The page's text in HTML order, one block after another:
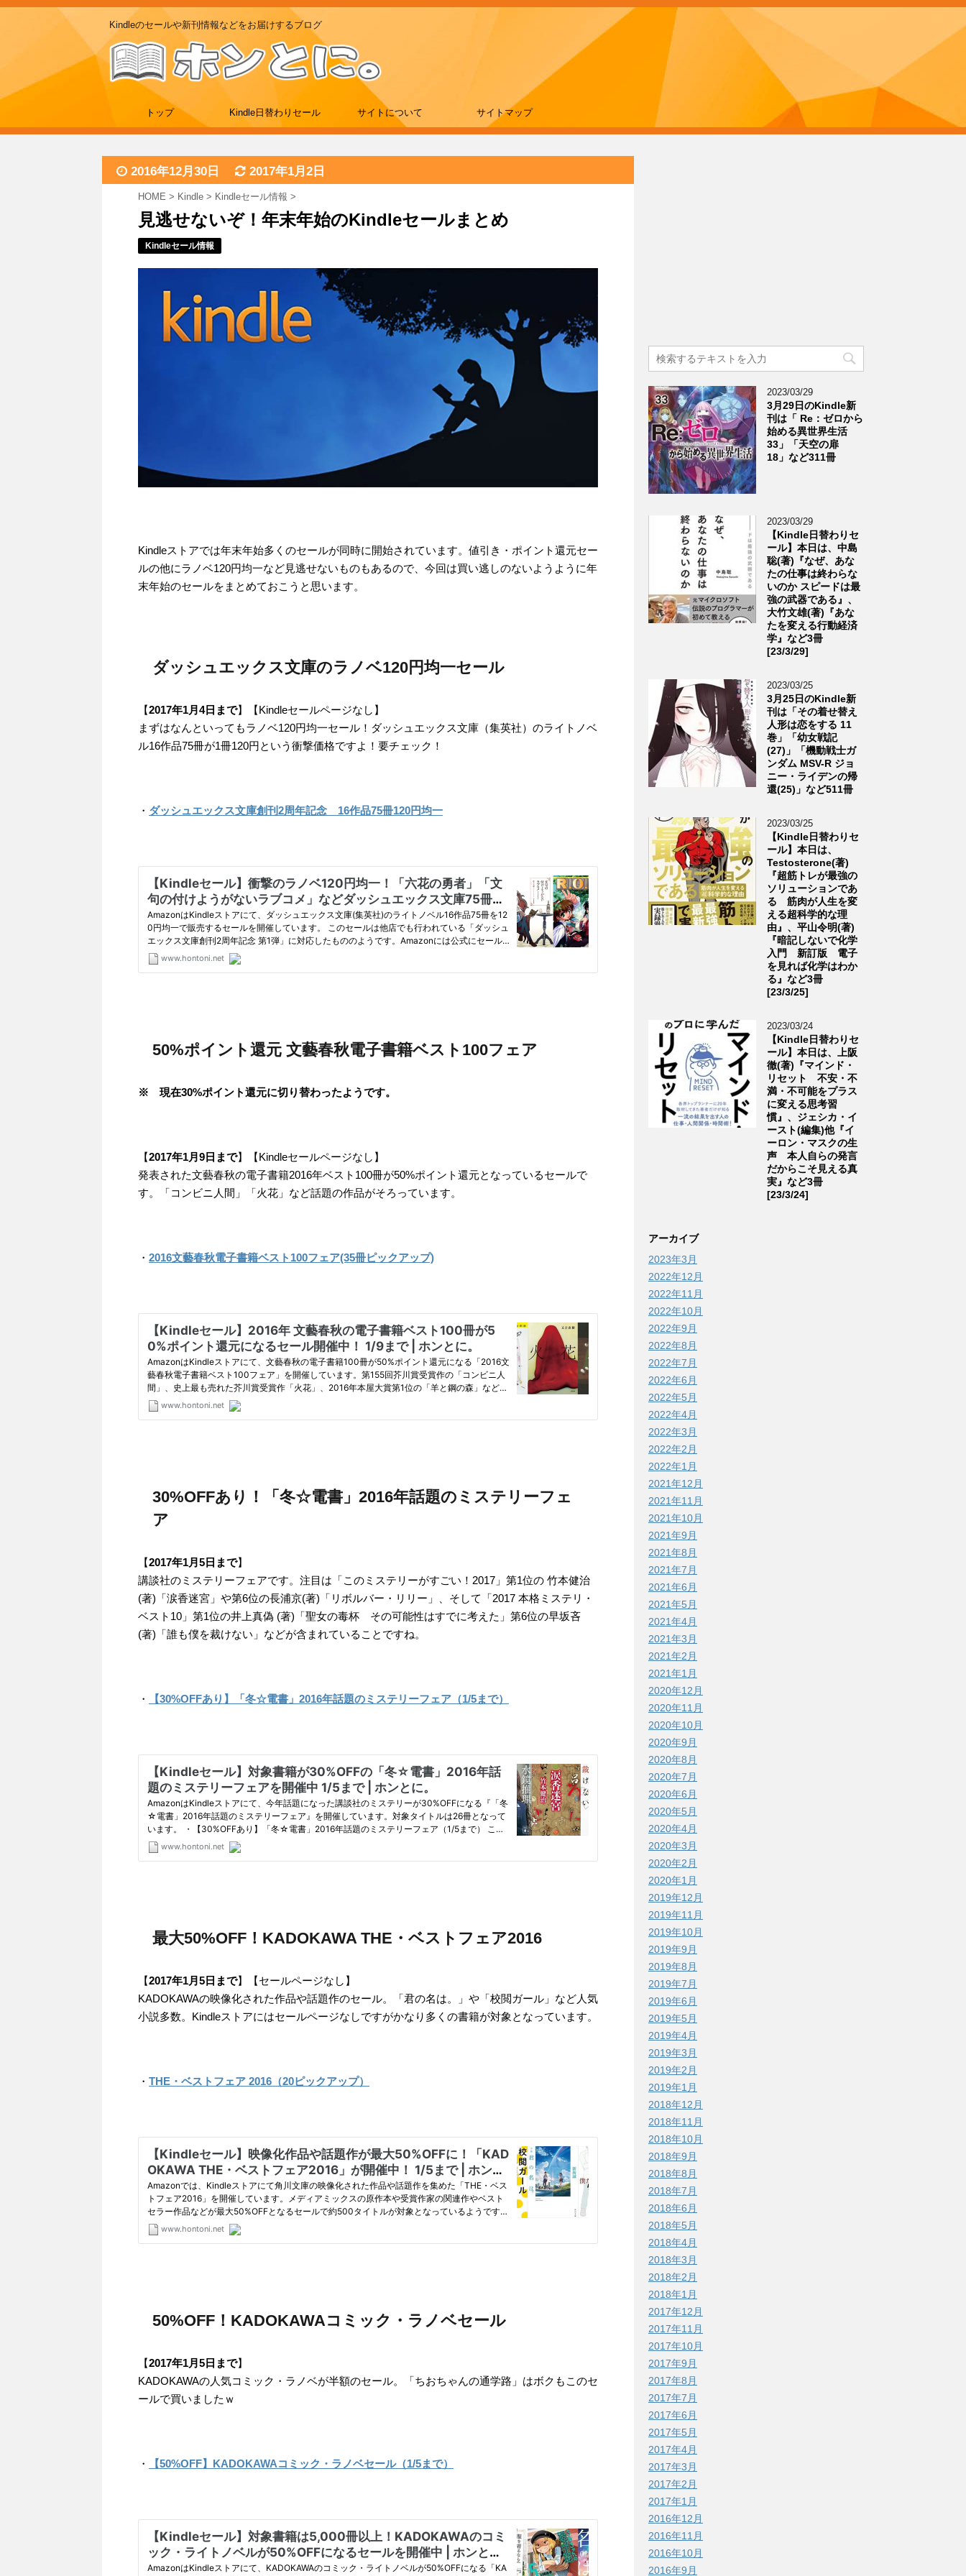
Kindleのセールや新刊情報などをお届けするブログ
トップ Kindle日替わりセール サイトについて サイトマップ
2016年12月30日 2017年1月2日
HOME > Kindle > Kindleセール情報 >
見逃せないぞ！年末年始のKindleセールまとめ
Kindleセール情報
Kindleストアでは年末年始多くのセールが同時に開始されています。値引き・ポイント還元セー
ルの他にラノベ120円均一など見逃せないものもあるので、今回は買い逃しのないようように年
末年始のセールをまとめておこうと思います。
ダッシュエックス文庫のラノベ120円均一セール
【2017年1月4日まで】【Kindleセールページなし】
まずはなんといってもラノベ120円均一セール！ダッシュエックス文庫（集英社）のライトノベ
ル16作品75冊が1冊120円という衝撃価格ですよ！要チェック！
・ ダッシュエックス文庫創刊2周年記念 16作品75冊120円均一
50%ポイント還元 文藝春秋電子書籍ベスト100フェア
※ 現在30%ポイント還元に切り替わったようです。
【2017年1月9日まで】【Kindleセールページなし】
発表された文藝春秋の電子書籍2016年ベスト100冊が50%ポイント還元となっているセールで
す。「コンビニ人間」「火花」など話題の作品がそろっています。
・ 2016文藝春秋電子書籍ベスト100フェア(35冊ピックアップ)
30%OFFあり！「冬☆電書」2016年話題のミステリーフェ
ア
【2017年1月5日まで】
講談社のミステリーフェアです。注目は「このミステリーがすごい！2017」第1位の 竹本健治
(著)「涙香迷宮」や第6位の長浦京(著)「リボルバー・リリー」、そして「2017 本格ミステリ・
ベスト10」第1位の井上真偽 (著)「聖女の毒杯 その可能性はすでに考えた」第6位の早坂吝
(著)「誰も僕を裁けない」などが含まれていることですね。
・ 【30%OFFあり】「冬☆電書」2016年話題のミステリーフェア（1/5まで）
最大50%OFF！KADOKAWA THE・ベストフェア2016
【2017年1月5日まで】【セールページなし】
KADOKAWAの映像化された作品や話題作のセール。「君の名は。」や「校閲ガール」など人気
小説多数。Kindleストアにはセールページなしですがかなり多くの書籍が対象となっています。
・ THE・ベストフェア 2016（20ピックアップ）
50%OFF！KADOKAWAコミック・ラノベセール
【2017年1月5日まで】
KADOKAWAの人気コミック・ラノベが半額のセール。「ちおちゃんの通学路」はボクもこのセ
ールで買いましたｗ
・ 【50%OFF】KADOKAWAコミック・ラノベセール（1/5まで）
2023/03/29
3月29日のKindle新
刊は「 Re：ゼロから
始める異世界生活
33」「天空の扉
18」など311冊
2023/03/29
【Kindle日替わりセ
ール】本日は、中島
聡(著)『なぜ、あな
たの仕事は終わらな
いのか スピードは最
強の武器である』、
大竹文雄(著)『あな
たを変える行動経済
学』など3冊
[23/3/29]
2023/03/25
3月25日のKindle新
刊は「その着せ替え
人形は恋をする 11
巻」「幼女戦記
(27)」「機動戦士ガ
ンダム MSV-R ジョ
ニー・ライデンの帰
還(25)」など511冊
2023/03/25
【Kindle日替わりセ
ール】本日は、
Testosterone(著)
『超筋トレが最強の
ソリューションであ
る 筋肉が人生を変
える超科学的な理
由』、平山令明(著)
『暗記しないで化学
入門 新訂版 電子
を見れば化学はわか
る』など3冊
[23/3/25]
2023/03/24
【Kindle日替わりセ
ール】本日は、上阪
徹(著)『マインド・
リセット 不安・不
満・不可能をプラス
に変える思考習
慣』、ジェシカ・イ
ースト(編集)他『イ
ーロン・マスクの生
声 本人自らの発言
だからこそ見える真
実』など3冊
[23/3/24]
アーカイブ
2023年3月
2022年12月
2022年11月
2022年10月
2022年9月
2022年8月
2022年7月
2022年6月
2022年5月
2022年4月
2022年3月
2022年2月
2022年1月
2021年12月
2021年11月
2021年10月
2021年9月
2021年8月
2021年7月
2021年6月
2021年5月
2021年4月
2021年3月
2021年2月
2021年1月
2020年12月
2020年11月
2020年10月
2020年9月
2020年8月
2020年7月
2020年6月
2020年5月
2020年4月
2020年3月
2020年2月
2020年1月
2019年12月
2019年11月
2019年10月
2019年9月
2019年8月
2019年7月
2019年6月
2019年5月
2019年4月
2019年3月
2019年2月
2019年1月
2018年12月
2018年11月
2018年10月
2018年9月
2018年8月
2018年7月
2018年6月
2018年5月
2018年4月
2018年3月
2018年2月
2018年1月
2017年12月
2017年11月
2017年10月
2017年9月
2017年8月
2017年7月
2017年6月
2017年5月
2017年4月
2017年3月
2017年2月
2017年1月
2016年12月
2016年11月
2016年10月
2016年9月